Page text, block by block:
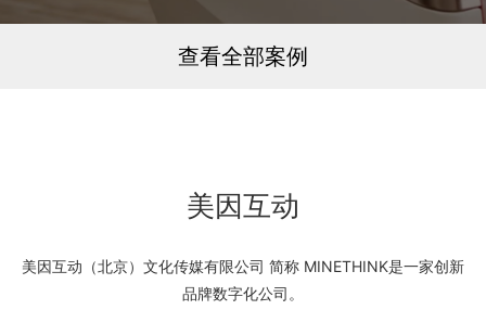
查看全部案例
美因互动
美因互动（北京）文化传媒有限公司 简称 MINETHINK是一家创新
品牌数字化公司。